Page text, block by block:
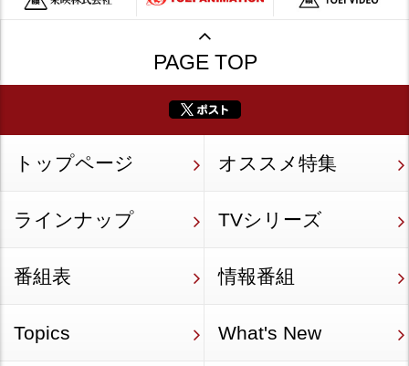
PAGE TOP
トップページ オススメ特集
ラインナップ TVシリーズ
番組表 情報番組
Topics What's New